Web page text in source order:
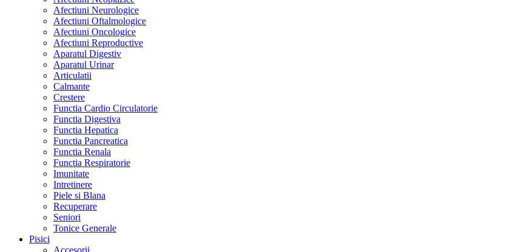
Afectiuni Neurologice
Afectiuni Oftalmologice
Afectiuni Oncologice
Afectiuni Reproductive
Aparatul Digestiv
Aparatul Urinar
Articulatii
Calmante
Crestere
Functia Cardio Circulatorie
Functia Digestiva
Functia Hepatica
Functia Pancreatica
Functia Renala
Functia Respiratorie
Imunitate
Intretinere
Piele si Blana
Recuperare
Seniori
Tonice Generale
Pisici
Accesorii